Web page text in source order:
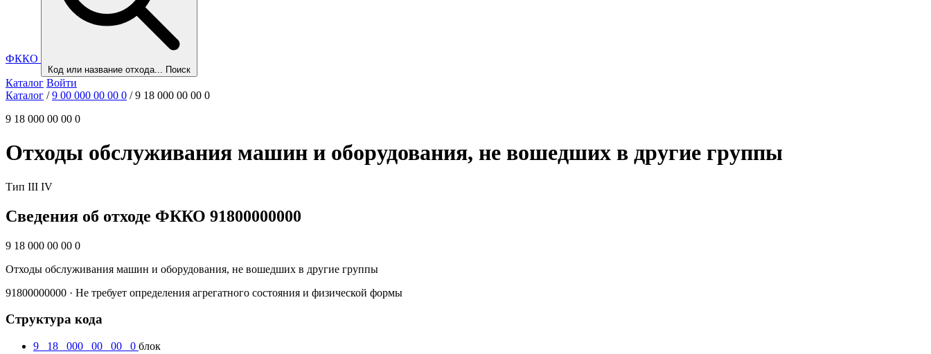
ФККО
Код или название отхода... Поиск
Каталог Войти
Каталог / 9 00 000 00 00 0 / 9 18 000 00 00 0
9 18 000 00 00 0
Отходы обслуживания машин и оборудования, не вошедших в другие группы
Тип III IV
Сведения об отходе ФККО 91800000000
9 18 000 00 00 0
Отходы обслуживания машин и оборудования, не вошедших в другие группы
91800000000 · Не требует определения агрегатного состояния и физической формы
Структура кода
9 18 000 00 00 0 блок